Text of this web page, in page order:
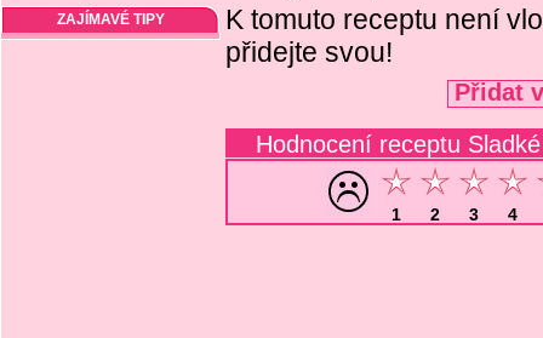
ZAJÍMAVÉ TIPY
K tomuto receptu není
přidejte svou!
Přidat
Hodnocení receptu
1 2 3 4